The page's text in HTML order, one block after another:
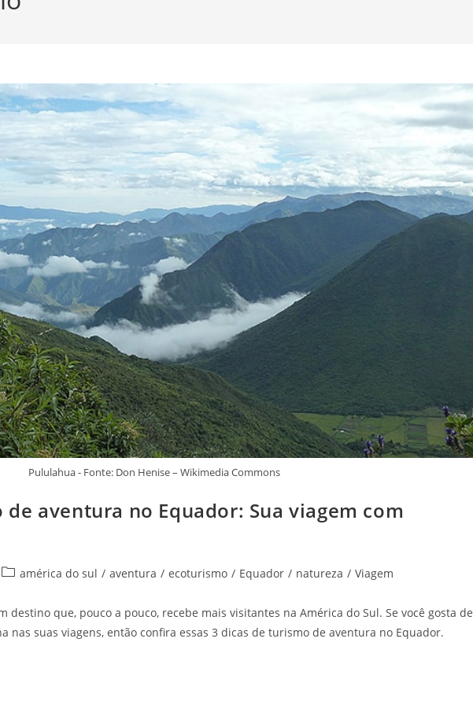
Pululahua - Fonte: Don Henise – Wikimedia Commons
aventura no Equador: Sua viagem com
Categoria
post:
américa do sul / aventura / ecoturismo / Equador / natureza / Viagem
destino que, pouco a pouco, recebe mais visitantes na América do Sul. Se você gosta de
nas suas viagens, então confira essas 3 dicas de turismo de aventura no Equador.